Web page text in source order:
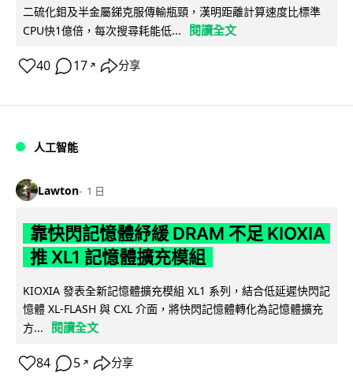
二硫化鉬及半金屬銻克服傳輸瓶頸，漢明距離計算速度比標準
CPU快1億倍，每次搜尋耗能低...
閱讀全文
40 17 ↗ 分享
人工智能
Lawton 1 日
靠快閃記憶體紓緩 DRAM 不足 KIOXIA
推 XL1 記憶體擴充模組
KIOXIA 發表全新記憶體擴充模組 XL1 系列，結合低延遲快閃記
憶體 XL-FLASH 與 CXL 介面，將快閃記憶體轉化為記憶體擴充
方...
閱讀全文
84 5 ↗ 分享